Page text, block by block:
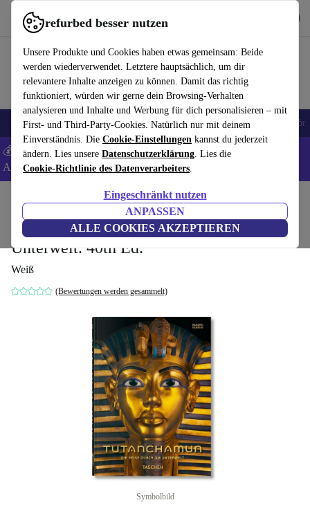
refurbed besser nutzen
Unsere Produkte und Cookies haben etwas gemeinsam: Beide
werden wiederverwendet. Letztere hauptsächlich, um dir
relevantere Inhalte anzeigen zu können. Damit das richtig
funktioniert, würden wir gerne dein Browsing-Verhalten
analysieren und Inhalte und Werbung für dich personalisieren – mit
First- und Third-Party-Cookies. Natürlich nur mit deinem
Einverständnis. Die Cookie-Einstellungen kannst du jederzeit
ändern. Lies unsere Datenschutzerklärung. Lies die
Cookie-Richtlinie des Datenverarbeiters.
Eingeschränkt nutzen
ANPASSEN
ALLE COOKIES AKZEPTIEREN
refurbed schnell und einfach nutzen
🎒 Back to school Handys Laptops Tablets Smartwatches Zubehör
💰 Extra -5% auf Samsung- und Google-Smartphones - Code:
ANDROID5 -AGB
Haushalt Möbel
Tutanchamun. Die Reise durch die
Unterwelt. 40th Ed.
Weiß
(Bewertungen werden gesammelt)
Symbolbild